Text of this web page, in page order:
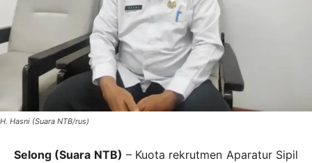
H. Hasni (Suara NTB/rus)
Selong (Suara NTB) – Kuota rekrutmen Aparatur Sipil